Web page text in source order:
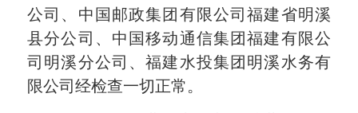
公司、中国邮政集团有限公司福建省明溪
县分公司、中国移动通信集团福建有限公
司明溪分公司、福建水投集团明溪水务有
限公司经检查一切正常。